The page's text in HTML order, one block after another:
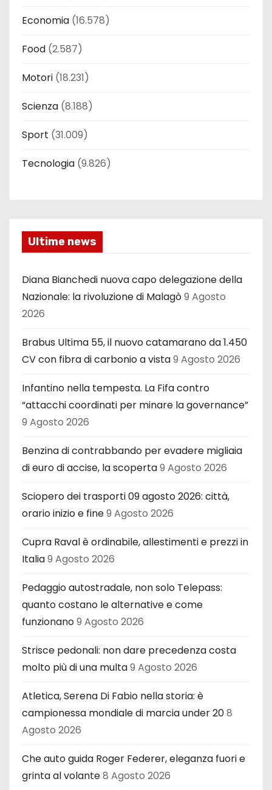
Economia (16.578)
Food (2.587)
Motori (18.231)
Scienza (8.188)
Sport (31.009)
Tecnologia (9.826)
Ultime news
Diana Bianchedi nuova capo delegazione della
Nazionale: la rivoluzione di Malagò9 Agosto
2026
Brabus Ultima 55, il nuovo catamarano da 1.450
CV con fibra di carbonio a vista9 Agosto 2026
Infantino nella tempesta. La Fifa contro
“attacchi coordinati per minare la governance”
9 Agosto 2026
Benzina di contrabbando per evadere migliaia
di euro di accise, la scoperta9 Agosto 2026
Sciopero dei trasporti 09 agosto 2026: città,
orario inizio e fine9 Agosto 2026
Cupra Raval è ordinabile, allestimenti e prezzi in
Italia9 Agosto 2026
Pedaggio autostradale, non solo Telepass:
quanto costano le alternative e come
funzionano9 Agosto 2026
Strisce pedonali: non dare precedenza costa
molto più di una multa9 Agosto 2026
Atletica, Serena Di Fabio nella storia: è
campionessa mondiale di marcia under 208
Agosto 2026
Che auto guida Roger Federer, eleganza fuori e
grinta al volante8 Agosto 2026